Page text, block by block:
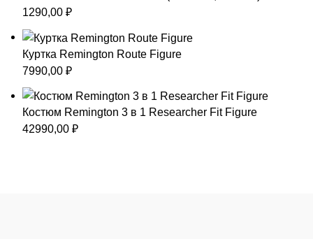
1290,00 ₽
Куртка Remington Route Figure
7990,00 ₽
Костюм Remington 3 в 1 Researcher Fit Figure
42990,00 ₽